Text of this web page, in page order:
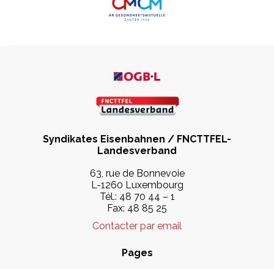
Syndikates Eisenbahnen / FNCTTFEL-
Landesverband
63, rue de Bonnevoie
L-1260 Luxembourg
Tél.: 48 70 44 – 1
Fax: 48 85 25
Contacter par email
Pages